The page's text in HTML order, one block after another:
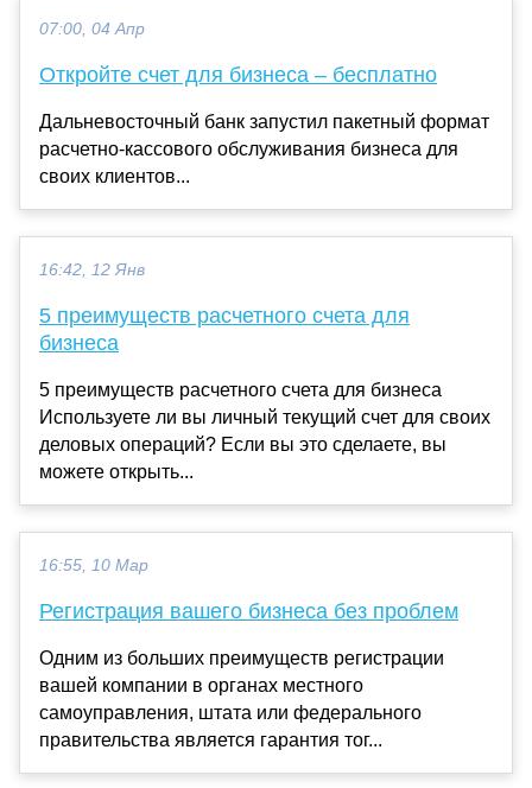
07:00, 04 Апр
Откройте счет для бизнеса – бесплатно
Дальневосточный банк запустил пакетный формат
расчетно-кассового обслуживания бизнеса для
своих клиентов...
16:42, 12 Янв
5 преимуществ расчетного счета для
бизнеса
5 преимуществ расчетного счета для бизнеса
Используете ли вы личный текущий счет для своих
деловых операций? Если вы это сделаете, вы
можете открыть...
16:55, 10 Мар
Регистрация вашего бизнеса без проблем
Одним из больших преимуществ регистрации
вашей компании в органах местного
самоуправления, штата или федерального
правительства является гарантия тог...